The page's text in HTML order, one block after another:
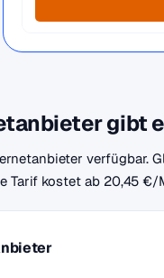
gibt
verfügbar.
kostet ab 20,45 €/